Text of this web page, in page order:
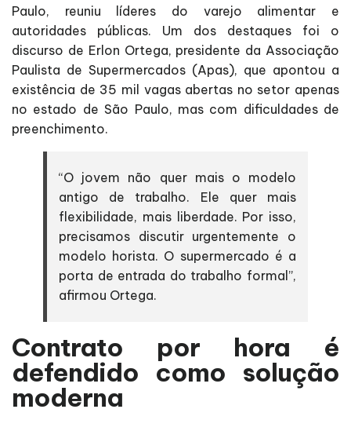
Paulo, reuniu líderes do varejo alimentar e
autoridades públicas. Um dos destaques foi o
discurso de Erlon Ortega, presidente da Associação
Paulista de Supermercados (Apas), que apontou a
existência de 35 mil vagas abertas no setor apenas
no estado de São Paulo, mas com dificuldades de
preenchimento.
“O jovem não quer mais o modelo
antigo de trabalho. Ele quer mais
flexibilidade, mais liberdade. Por isso,
precisamos discutir urgentemente o
modelo horista. O supermercado é a
porta de entrada do trabalho formal”,
afirmou Ortega.
Contrato por hora é
defendido como solução
moderna